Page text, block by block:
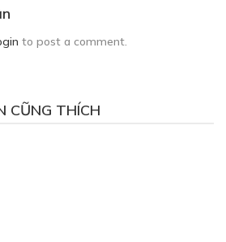
to post a comment.
CŨNG THÍCH